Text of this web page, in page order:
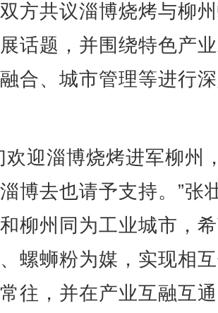
方共议淄博烧烤与柳
话题，并围绕特色产
合、城市管理等进行
迎淄博烧烤进军柳州
博去也请予支持。”张
柳州同为工业城市，
螺蛳粉为媒，实现相
往，并在产业互融互